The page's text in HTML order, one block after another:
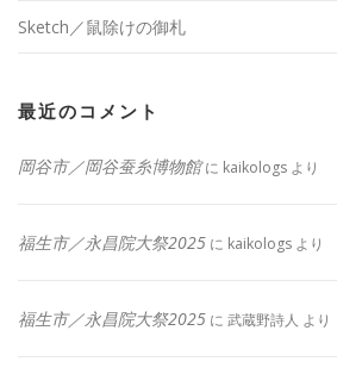
Sketch／鼠除けの御札
最近のコメント
岡谷市／岡谷蚕糸博物館に kaikologs より
福生市／永昌院大祭2025 に kaikologs より
福生市／永昌院大祭2025 に 武蔵野詩人 より